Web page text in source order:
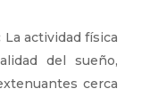
La actividad física
del sueño,
cerca